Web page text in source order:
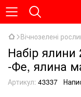
Вічнозелені
Набір
-Фе, ялина
Артикул: 43337